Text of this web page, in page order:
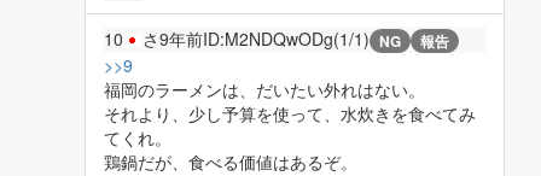
10 さ9年前ID:M2NDQwODg(1/1) NG 報告
>>9
福岡のラーメンは、だいたい外れはない。
それより、少し予算を使って、水炊きを食べてみ
てくれ。
鶏鍋だが、食べる価値はあるぞ。